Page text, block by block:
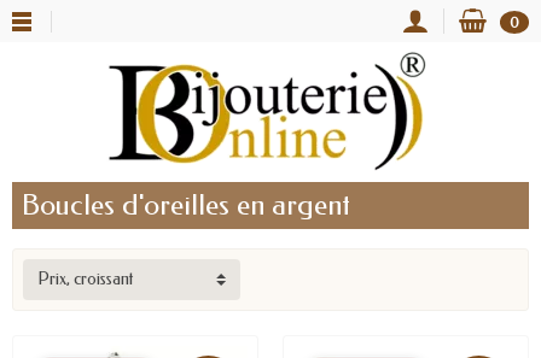
0
Boucles d'oreilles en argent
Prix, croissant